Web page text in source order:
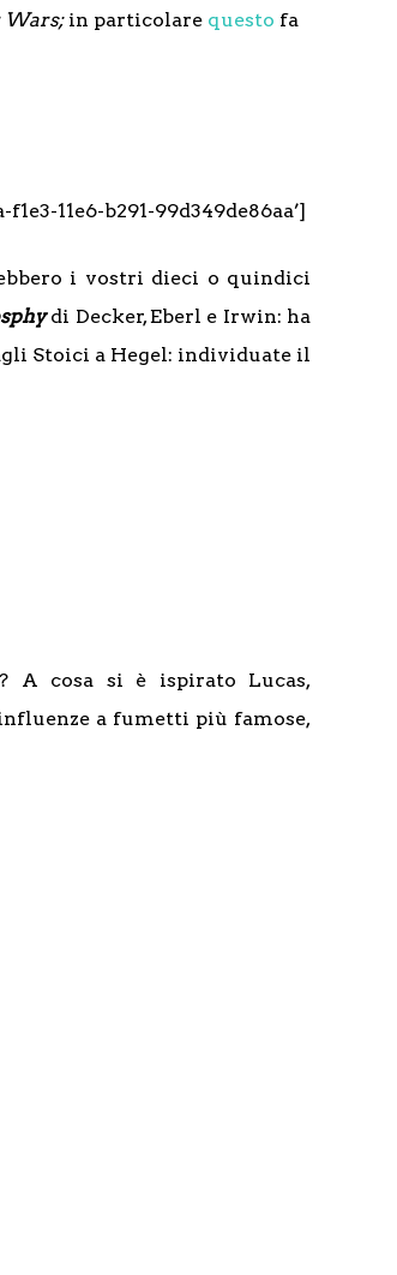
Wars; in particolare questo fa
11e6-b291-99d349de86aa’]
i vostri dieci o quindici
di Decker, Eberl e Irwin: ha
Stoici a Hegel: individuate il
A cosa si è ispirato Lucas,
a fumetti più famose,